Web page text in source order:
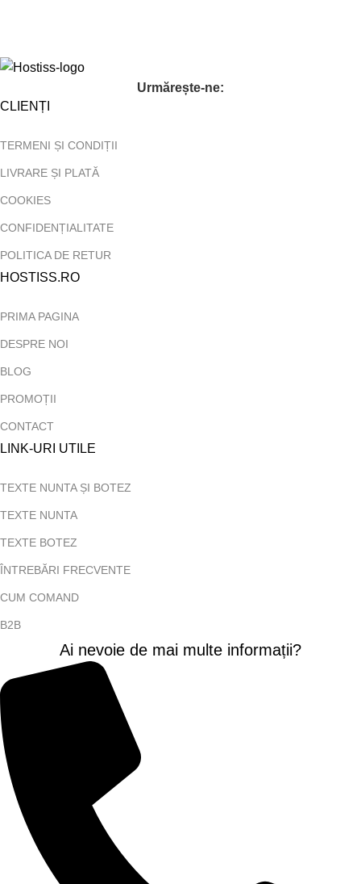
Urmărește-ne:
CLIENȚI
TERMENI ȘI CONDIȚII
LIVRARE ȘI PLATĂ
COOKIES
CONFIDENȚIALITATE
POLITICA DE RETUR
HOSTISS.RO
PRIMA PAGINA
DESPRE NOI
BLOG
PROMOȚII
CONTACT
LINK-URI UTILE
TEXTE NUNTA ȘI BOTEZ
TEXTE NUNTA
TEXTE BOTEZ
ÎNTREBĂRI FRECVENTE
CUM COMAND
B2B
Ai nevoie de mai multe informații?